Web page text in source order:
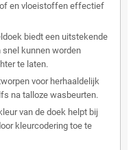
en vloeistoffen effectief
biedt een uitstekende
kunnen worden
te laten.
voor herhaaldelijk
na talloze wasbeurten.
van de doek helpt bij
kleurcodering toe te